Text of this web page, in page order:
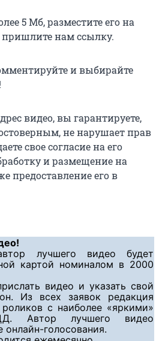
5 Мб, разместите его на
нам ссылку.
и выбирайте
видео, вы гарантируете,
не нарушает прав
свое согласие на его
и размещение на
предоставление его в
лучшего видео будет
картой номиналом в 2000
видео и указать свой
Из всех заявок редакция
с наиболее «яркими»
Автор лучшего видео
онлайн-голосования.